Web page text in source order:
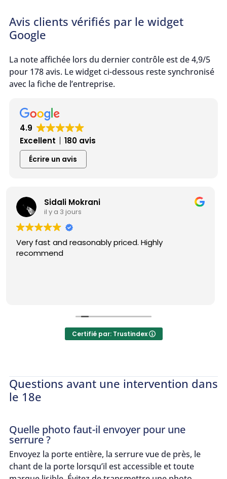
Avis clients vérifiés par le widget
Google
La note affichée lors du dernier contrôle est de 4,9/5
pour 178 avis. Le widget ci-dessous reste synchronisé
avec la fiche de l’entreprise.
4.9
Excellent
180 avis
Écrire un avis
Adèle Lavezzi-Amiez
il y a 1 mois
Excellent service ! Je recommande
Certifié par: Trustindex
Questions avant une intervention dans
le 18e
Quelle photo faut-il envoyer pour une
serrure ?
Envoyez la porte entière, la serrure vue de près, le
chant de la porte lorsqu’il est accessible et toute